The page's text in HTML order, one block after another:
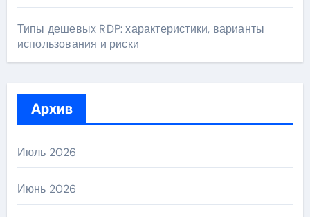
Типы дешевых RDP: характеристики, варианты
использования и риски
Архив
Июль 2026
Июнь 2026